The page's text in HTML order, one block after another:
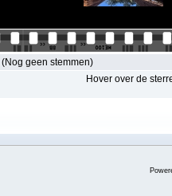
(Nog geen stemmen)
Hover over de